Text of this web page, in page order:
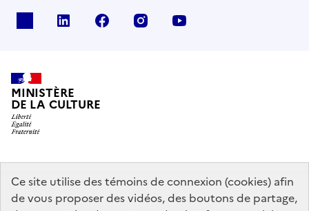
Ce site utilise des témoins de connexion (cookies) afin
de vous proposer des vidéos, des boutons de partage,
linkedin facebook instagram
MINISTÈRE
DE LA CULTURE
data.gouv.fr legifrance.gouv.fr
info.gouv.fr
service-public.gouv.fr